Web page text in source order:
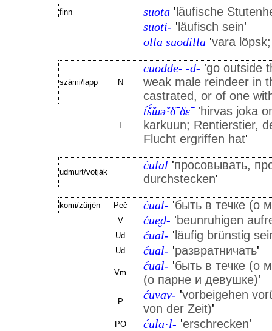
finn suota ' läufische
suoti- ' läufisch sein'
olla suodilla 'vara
számi/lapp N
cuođđe- -đ- 'go outside
weak male reindeer in
castrated, or of one
t́š́̆ɯə̆·δˉδɛˉ'hirvas joka
karkuun; Rentierstier,
Flucht ergriffen hat'
udmurt/votják
ćulal 'просовывать,
durchstecken'
komi/zürjén Peč ćual- 'быть в течке (о
V ćue̮d- 'beunruhigen
Ud ćual- ' läufig brünstig
Ud ćual- 'развратничать'
Vm
ćual- 'быть в течке (о
(о парне и девушке)'
P
ćuvav- 'vorbeigehen
von der Zeit)'
PO ćula·l- 'erschrecken'